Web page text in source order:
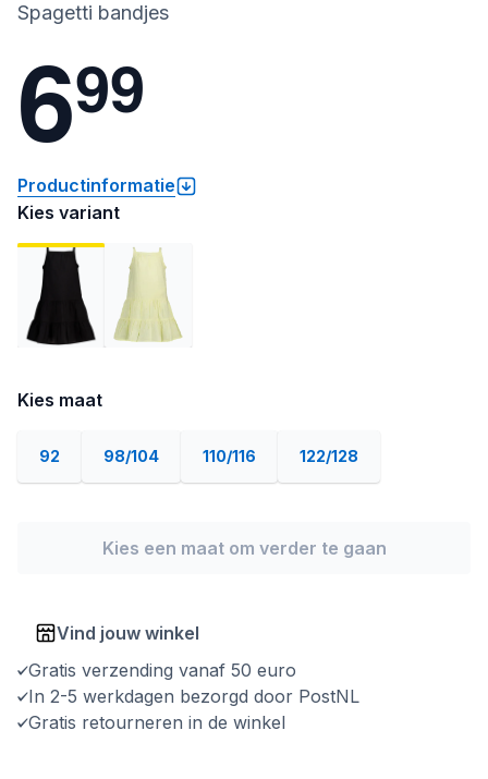
Spagetti bandjes
699
Productinformatie
Kies variant
Kies maat
92 98/104 110/116 122/128
Kies een maat om verder te gaan
Vind jouw winkel
Gratis verzending vanaf 50 euro
In 2-5 werkdagen bezorgd door PostNL
Gratis retourneren in de winkel